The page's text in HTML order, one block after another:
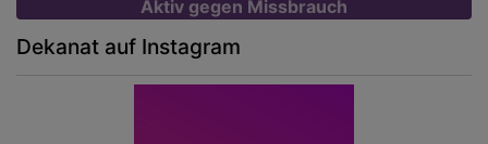
Aktiv gegen Missbrauch
Dekanat auf Instagram